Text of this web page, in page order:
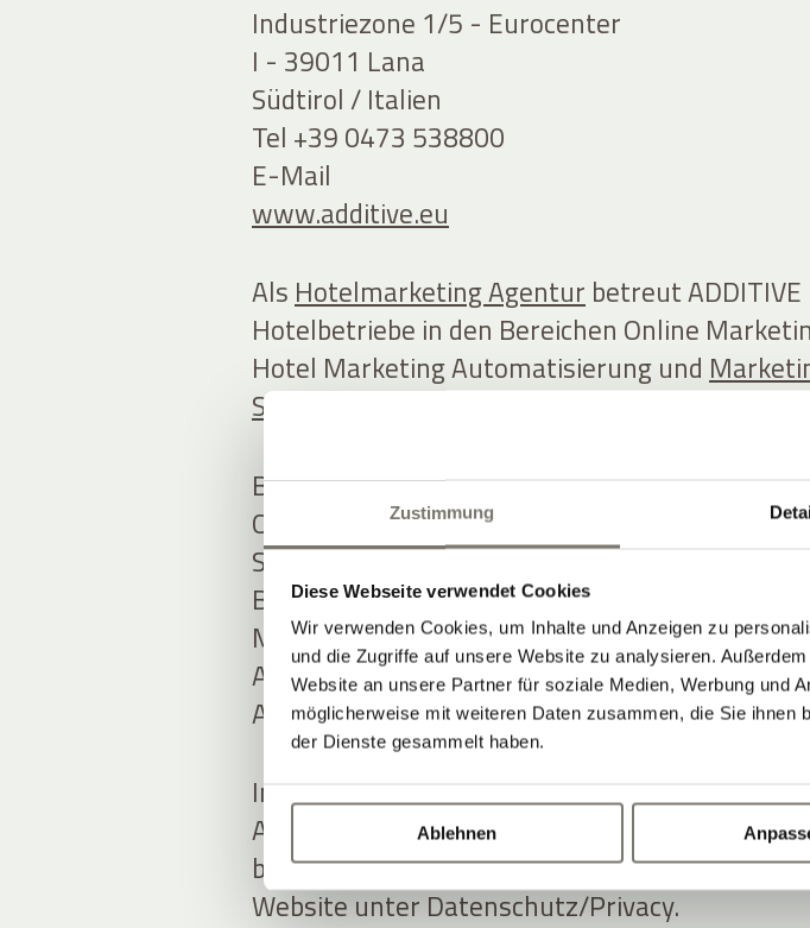
Zustimmung
Diese Webseite verwendet Cookies
Wir verwenden Cookies, um Inhalte und Anzeigen zu
und die Zugriffe auf unsere Website zu analysieren.
Website an unsere Partner für soziale Medien, Werbung und
möglicherweise mit weiteren Daten zusammen, die Sie
der Dienste gesammelt haben.
Ablehnen
Industriezone 1/5 - Eurocenter
I - 39011 Lana
Südtirol / Italien
Tel +39 0473 538800
E-Mail
www.additive.eu
Als Hotelmarketing Agentur betreut
Hotelbetriebe in den Bereichen Online
Hotel Marketing Automatisierung und
Software
Bei ADDITIVE stehen transparent messbare
Online-Marketing-Know-how in der Hotellerie
Softwarelösungen im Fokus, insbesondere in den
BereichenHotel Marketing Automation
MARKETING AUTOMATION,Newsletter
ADDITIVE+ NEWSLETTER sowieGutschein
ADDITIVE+ GUTSCHEINE.
In der Entwicklung neuer Software- und
ADDITIVE stets auf Datenschutz- und DSGVO-
bedacht, mehr Informationen dazu finden sich
Website unter Datenschutz/Privacy.